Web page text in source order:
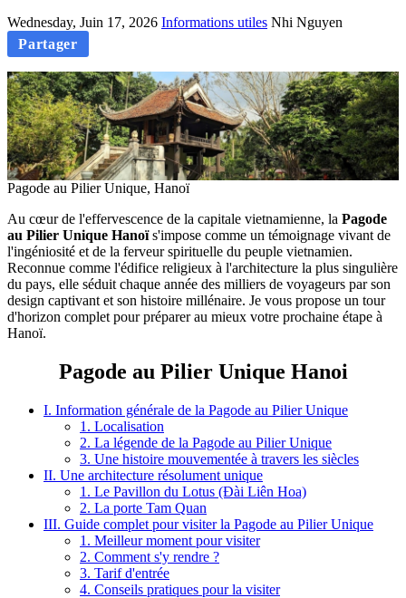
Wednesday, Juin 17, 2026 Informations utiles Nhi Nguyen
Partager
Pagode au Pilier Unique, Hanoï
Au cœur de l'effervescence de la capitale vietnamienne, la Pagode
au Pilier Unique Hanoïs'impose comme un témoignage vivant de
l'ingéniosité et de la ferveur spirituelle du peuple vietnamien.
Reconnue comme l'édifice religieux à l'architecture la plus singulière
du pays, elle séduit chaque année des milliers de voyageurs par son
design captivant et son histoire millénaire. Je vous propose un tour
d'horizon complet pour préparer au mieux votre prochaine étape à
Hanoï.
Pagode au Pilier Unique Hanoi
I. Information générale de la Pagode au Pilier Unique
1. Localisation
2. La légende de la Pagode au Pilier Unique
3. Une histoire mouvementée à travers les siècles
II. Une architecture résolument unique
1. Le Pavillon du Lotus (Đài Liên Hoa)
2. La porte Tam Quan
III. Guide complet pour visiter la Pagode au Pilier Unique
1. Meilleur moment pour visiter
2. Comment s'y rendre ?
3. Tarif d'entrée
4. Conseils pratiques pour la visiter